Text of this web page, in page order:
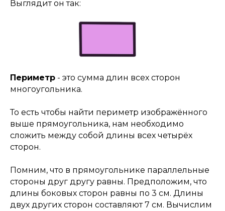
Выглядит он так:
Периметр - это сумма длин всех сторон
многоугольника.
То есть чтобы найти периметр изображённого
выше прямоугольника, нам необходимо
сложить между собой длины всех четырёх
сторон.
Помним, что в прямоугольнике параллельные
стороны друг другу равны. Предположим, что
длины боковых сторон равны по 3 см. Длины
двух других сторон составляют 7 см. Вычислим